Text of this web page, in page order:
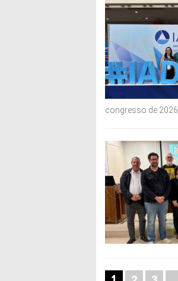
congresso de 2026